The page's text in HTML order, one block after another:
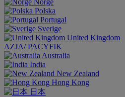
Norge
Polska
Portugal
Sverige
United Kingdom
AZJA/ PACYFIK
Australia
India
New Zealand
Hong Kong
日本